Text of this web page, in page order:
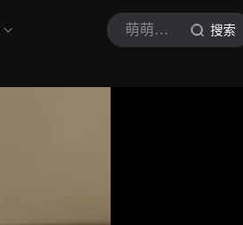
萌萌有点萌 搜索